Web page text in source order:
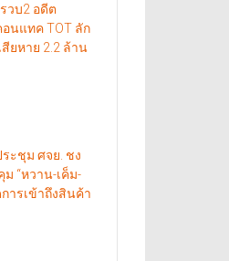
วบ2 อดีต
นแทค TOT ลัก
ยหาย 2.2 ล้าน
ะชุม ศจย. ชง
“หวาน-เค็ม-
ารเข้าถึงสินค้า